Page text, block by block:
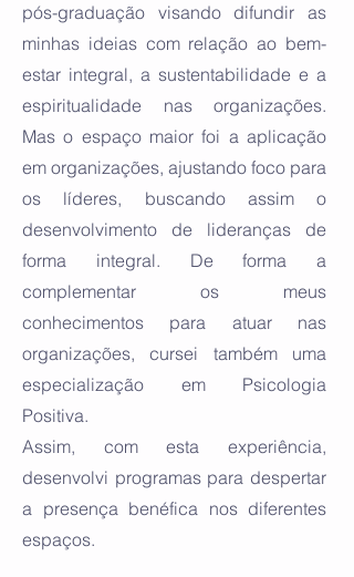
pós-graduação visando difundir as
minhas ideias com relação ao bem-
estar integral, a sustentabilidade e a
espiritualidade nas organizações.
Mas o espaço maior foi a aplicação
em organizações, ajustando foco para
os líderes, buscando assim o
desenvolvimento de lideranças de
forma integral. De forma a
complementar os meus
conhecimentos para atuar nas
organizações, cursei também uma
especialização em Psicologia
Positiva.
Assim, com esta experiência,
desenvolvi programas para despertar
a presença benéfica nos diferentes
espaços.